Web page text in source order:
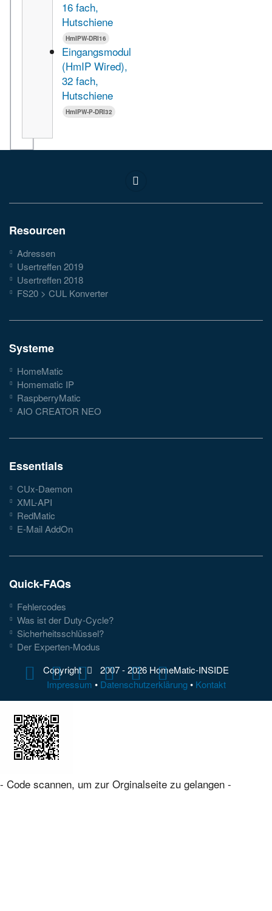
16 fach,
Hutschiene
HmIPW-DRI16
Eingangsmodul
(HmIP Wired),
32 fach,
Hutschiene
HmIPW-P-DRI32
Resourcen
Adressen
Usertreffen 2019
Usertreffen 2018
FS20 > CUL Konverter
Systeme
HomeMatic
Homematic IP
RaspberryMatic
AIO CREATOR NEO
Essentials
CUx-Daemon
XML-API
RedMatic
E-Mail AddOn
Quick-FAQs
Fehlercodes
Was ist der Duty-Cycle?
Sicherheitsschlüssel?
Der Experten-Modus
Copyright
2007 - 2026 HomeMatic-INSIDE
Impressum • Datenschutzerklärung• Kontakt
- Code scannen, um zur Orginalseite zu gelangen -